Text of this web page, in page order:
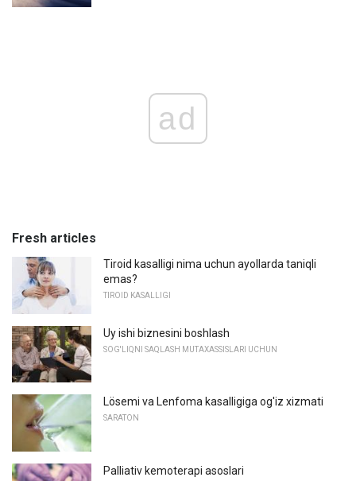
ad
Fresh articles
Tiroid kasalligi nima uchun ayollarda taniqli
emas?
TIROID KASALLIGI
Uy ishi biznesini boshlash
SOG'LIQNI SAQLASH MUTAXASSISLARI UCHUN
Lösemi va Lenfoma kasalligiga og'iz xizmati
SARATON
Palliativ kemoterapi asoslari